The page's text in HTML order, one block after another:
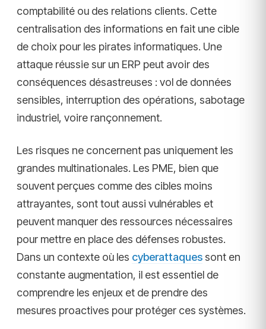
comptabilité ou des relations clients. Cette
centralisation des informations en fait une cible
de choix pour les pirates informatiques. Une
attaque réussie sur un ERP peut avoir des
conséquences désastreuses : vol de données
sensibles, interruption des opérations, sabotage
industriel, voire rançonnement.
Les risques ne concernent pas uniquement les
grandes multinationales. Les PME, bien que
souvent perçues comme des cibles moins
attrayantes, sont tout aussi vulnérables et
peuvent manquer des ressources nécessaires
pour mettre en place des défenses robustes.
Dans un contexte où les cyberattaques sont en
constante augmentation, il est essentiel de
comprendre les enjeux et de prendre des
mesures proactives pour protéger ces systèmes.